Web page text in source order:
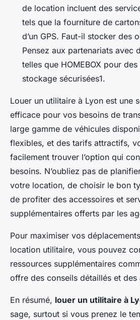
de location incluent des
tels que la fourniture de
d’un GPS. Faut-il stocker des
Pensez aux partenariats avec
telles que HOMEBOX pour
stockage sécurisées1.
Louer un utilitaire à Lyon est une
efficace pour vos besoins de
large gamme de véhicules
flexibles, et des tarifs attractifs,
facilement trouver l’option qui
besoins. N’oubliez pas de
votre location, de choisir le bon
de profiter des accessoires et
supplémentaires offerts par les
Pour maximiser vos
location utilitaire, vous pouvez
ressources supplémentaires
offre des conseils détaillés et des
En résumé, louer un utilitaire à
sage, surtout si vous prenez le